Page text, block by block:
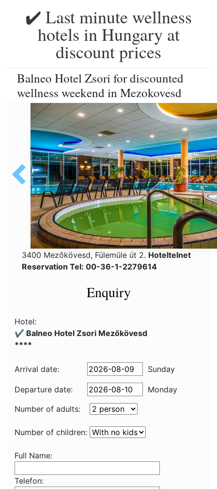
✔️ Last minute wellness
hotels in Hungary at
discount prices
Balneo Hotel Zsori for discounted
wellness weekend in Mezokovesd
3400 Mezőkövesd, Fülemüle út 2. Hoteltelnet
Reservation Tel: 00-36-1-2279614
Enquiry
Hotel:
✔️ Balneo Hotel Zsori Mezőkövesd
****
Arrival date: Sunday
Departure date:
Monday
Number of adults:
Number of children:
Full Name:
Telefon: